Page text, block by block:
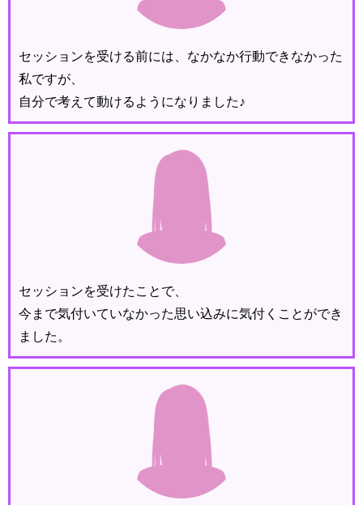
セッションを受ける前には、なかなか行動できなかった
私ですが、
自分で考えて動けるようになりました♪
セッションを受けたことで、
今まで気付いていなかった思い込みに気付くことができ
ました。